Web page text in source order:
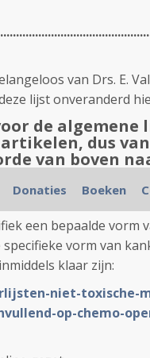
van Drs. E.
lijst onveranderd
de algemene
dus van
van boven
artikelen.
een bepaalde vorm
vorm van
klaar zijn:
niet-toxische-
op-chemo-
Donaties Boeken